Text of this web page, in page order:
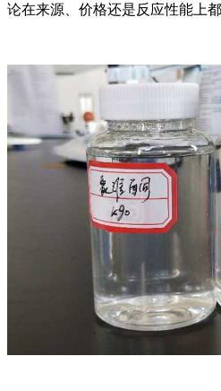
论在来源、价格还是反应性能上